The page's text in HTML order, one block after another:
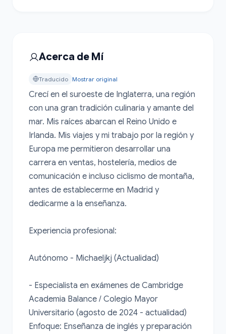
Acerca de Mí
Traducido Mostrar original
Crecí en el suroeste de Inglaterra, una región
con una gran tradición culinaria y amante del
mar. Mis raíces abarcan el Reino Unido e
Irlanda. Mis viajes y mi trabajo por la región y
Europa me permitieron desarrollar una
carrera en ventas, hostelería, medios de
comunicación e incluso ciclismo de montaña,
antes de establecerme en Madrid y
dedicarme a la enseñanza.
Experiencia profesional:
Autónomo - Michaeljkj (Actualidad)
- Especialista en exámenes de Cambridge
Academia Balance / Colegio Mayor
Universitario (agosto de 2024 - actualidad)
Enfoque: Enseñanza de inglés y preparación